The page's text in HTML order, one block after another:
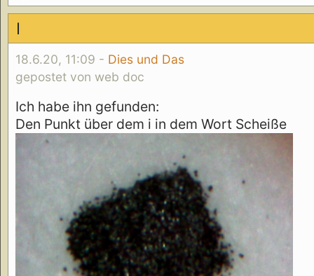
I
18.6.20, 11:09 - Dies und Das
gepostet von web doc
Ich habe ihn gefunden:
Den Punkt über dem i in dem Wort Scheiße